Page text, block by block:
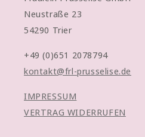
Neustraße 23
54290 Trier
+49 (0)651 2078794
kontakt@frl-prusselise.de
IMPRESSUM
VERTRAG WIDERRUFEN